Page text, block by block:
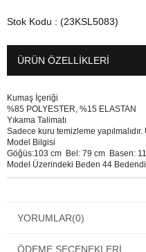
Stok Kodu (23KSL5083)
ÜRÜN ÖZELLIKLERI
Kumaş İçeriği
%85 POLYESTER, %15 ELASTAN
Yıkama Talimatı
Sadece kuru temizleme yapılmalıdır.
Model Bilgisi
Göğüs:103 cm Bel: 79 cm Basen:
Model Üzerindeki Beden 44
YORUMLAR(0)
ÖDEME SEÇENEKLERI